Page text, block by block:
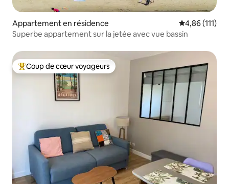
Appartement en résidence Évaluation
4,86 (111)
Superbe appartement sur la jetée avec vue bassin
Coups de cœur voyageurs les plus appréciés
Coup de cœur voyageurs